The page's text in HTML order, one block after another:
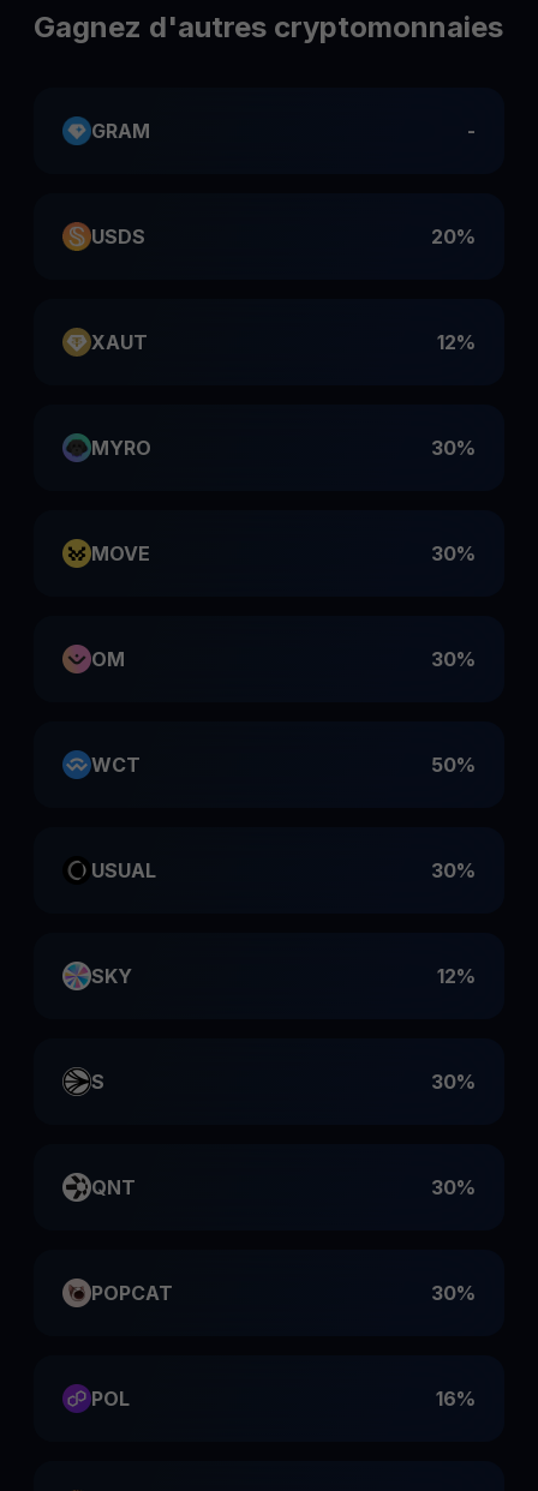
Gagnez d'autres cryptomonnaies
GRAM -
USDS 20%
XAUT 12%
MYRO 30%
MOVE 30%
OM 30%
WCT 50%
USUAL 30%
SKY 12%
S 30%
QNT 30%
POPCAT 30%
POL 16%